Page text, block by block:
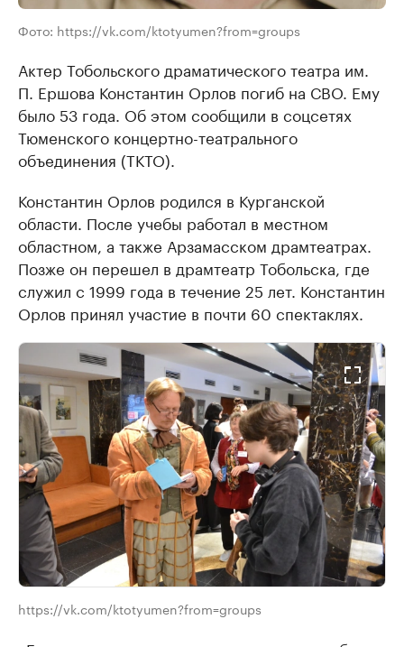
Фото: https://vk.com/ktotyumen?from=groups
Актер Тобольского драматического театра им.
П. Ершова Константин Орлов погиб на СВО. Ему
было 53 года. Об этом сообщили в соцсетях
Тюменского концертно-театрального
объединения (ТКТО).
Константин Орлов родился в Курганской
области. После учебы работал в местном
областном, а также Арзамасском драмтеатрах.
Позже он перешел в драмтеатр Тобольска, где
служил с 1999 года в течение 25 лет. Константин
Орлов принял участие в почти 60 спектаклях.
https://vk.com/ktotyumen?from=groups